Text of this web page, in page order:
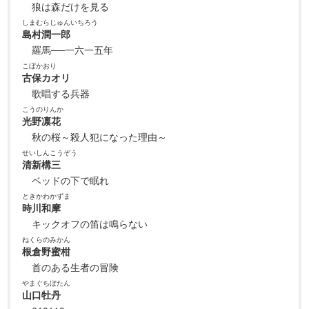
狼は森だけを見る
島村潤一郎
しまむらじゅんいちろう
羅馬──一六一五年
古保カオリ
こぼかおり
歌唱する兵器
光野凛花
こうのりんか
秋の桜～殺人犯になった理由～
清新構三
せいしんこうぞう
ベッドの下で眠れ
時川和摩
ときかわかずま
キックオフの笛は鳴らない
根倉野蜜柑
ねくらのみかん
首のある生者の冒険
山口牡丹
やまぐちぼたん